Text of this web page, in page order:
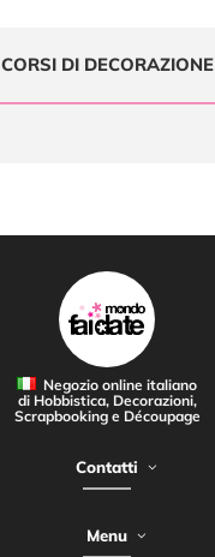
CORSI DI DECORAZIONE
Negozio online italiano
di Hobbistica, Decorazioni,
Scrapbooking e Découpage
Contatti
Menu